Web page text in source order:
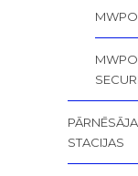
STACIJAS